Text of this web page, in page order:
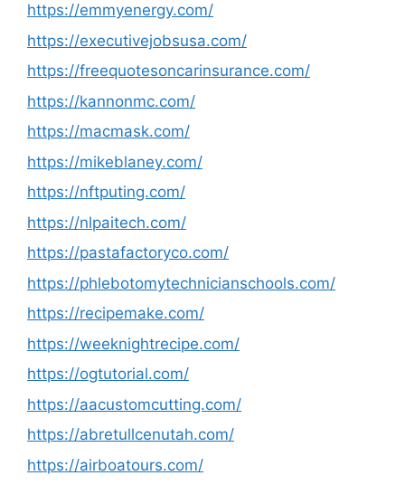
https://emmyenergy.com/
https://executivejobsusa.com/
https://freequotesoncarinsurance.com/
https://kannonmc.com/
https://macmask.com/
https://mikeblaney.com/
https://nftputing.com/
https://nlpaitech.com/
https://pastafactoryco.com/
https://phlebotomytechnicianschools.com/
https://recipemake.com/
https://weeknightrecipe.com/
https://ogtutorial.com/
https://aacustomcutting.com/
https://abretullcenutah.com/
https://airboatours.com/